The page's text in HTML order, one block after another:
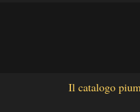
Il catalogo